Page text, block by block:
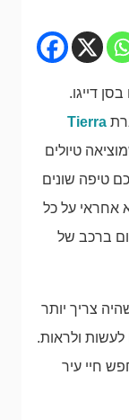
דייגו.
Tierra
טיולים
טיפה שונים
אחראי על כל
ברכב של
צריך יותר
ולראות.
חיי עיר